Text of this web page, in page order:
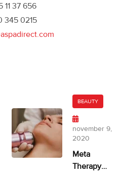
11 37 656
345 0215
BEAUTY
november 9,
2020
Meta
Therapy